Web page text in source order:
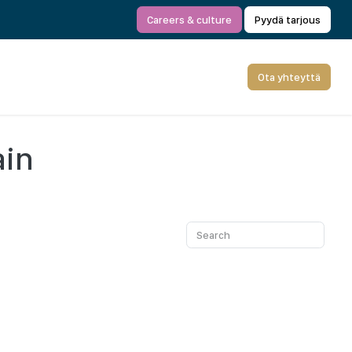
Careers & culture Pyydä tarjous
Ota yhteyttä